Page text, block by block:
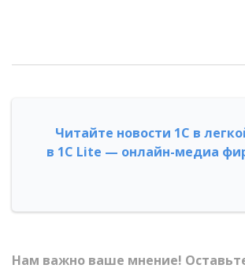
Читайте новости 1С в
в 1С Lite — онлайн-медиа
Нам важно ваше мнение!